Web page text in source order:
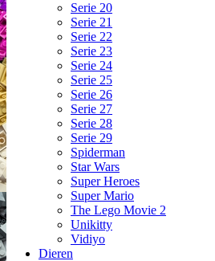
Serie 20
Serie 21
Serie 22
Serie 23
Serie 24
Serie 25
Serie 26
Serie 27
Serie 28
Serie 29
Spiderman
Star Wars
Super Heroes
Super Mario
The Lego Movie 2
Unikitty
Vidiyo
Dieren